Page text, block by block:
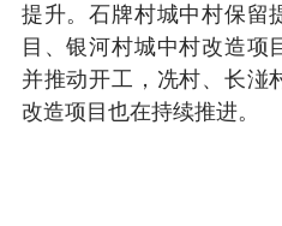
提升。石牌村城中村保留
目、银河村城中村改造项
并推动开工，冼村、长湴
改造项目也在持续推进。